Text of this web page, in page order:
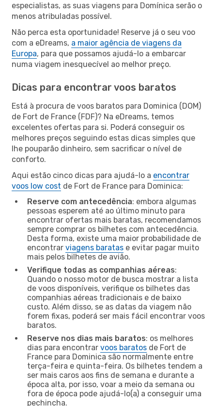
especialistas, as suas viagens para Domínica serão o
menos atribuladas possível.
Não perca esta oportunidade! Reserve já o seu voo
com a eDreams, a maior agência de viagens da
Europa, para que possamos ajudá-lo a embarcar
numa viagem inesquecível ao melhor preço.
Dicas para encontrar voos baratos
Está à procura de voos baratos para Dominica (DOM)
de Fort de France (FDF)? Na eDreams, temos
excelentes ofertas para si. Poderá conseguir os
melhores preços seguindo estas dicas simples que
lhe pouparão dinheiro, sem sacrificar o nível de
conforto.
Aqui estão cinco dicas para ajudá-lo a encontrar
voos low cost de Fort de France para Dominica:
Reserve com antecedência: embora algumas
pessoas esperem até ao último minuto para
encontrar ofertas mais baratas, recomendamos
sempre comprar os bilhetes com antecedência.
Desta forma, existe uma maior probabilidade de
encontrar viagens baratas e evitar pagar muito
mais pelos bilhetes de avião.
Verifique todas as companhias aéreas:
Quando o nosso motor de busca mostrar a lista
de voos disponíveis, verifique os bilhetes das
companhias aéreas tradicionais e de baixo
custo. Além disso, se as datas da viagem não
forem fixas, poderá ser mais fácil encontrar voos
baratos.
Reserve nos dias mais baratos: os melhores
dias para encontrar voos baratos de Fort de
France para Dominica são normalmente entre
terça-feira e quinta-feira. Os bilhetes tendem a
ser mais caros aos fins de semana e durante a
época alta, por isso, voar a meio da semana ou
fora de época pode ajudá-lo(a) a conseguir uma
pechincha.